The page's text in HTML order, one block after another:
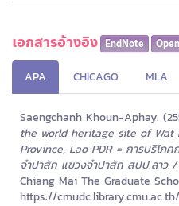
เอกสารอ้างอิง EndNote
APA CHICAGO MLA
Saengchanh Khoun-Aphay.
the world heritage site of Wat
Province, Lao PDR = การบริโภค
จำปาสัก แขวงจำปาสัก สปป.ลาว
Chiang Mai The Graduate
https://